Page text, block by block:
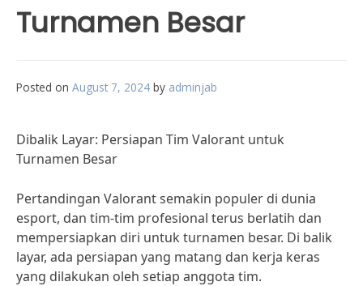
Turnamen Besar
Posted on August 7, 2024 by adminjab
Dibalik Layar: Persiapan Tim Valorant untuk
Turnamen Besar
Pertandingan Valorant semakin populer di dunia
esport, dan tim-tim profesional terus berlatih dan
mempersiapkan diri untuk turnamen besar. Di balik
layar, ada persiapan yang matang dan kerja keras
yang dilakukan oleh setiap anggota tim.